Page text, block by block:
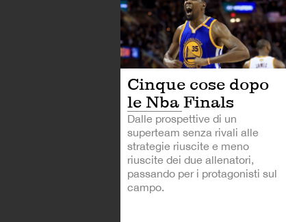
Cinque cose dopo
le Nba Finals
Dalle prospettive di un
superteam senza rivali alle
strategie riuscite e meno
riuscite dei due allenatori,
passando per i protagonisti sul
campo.